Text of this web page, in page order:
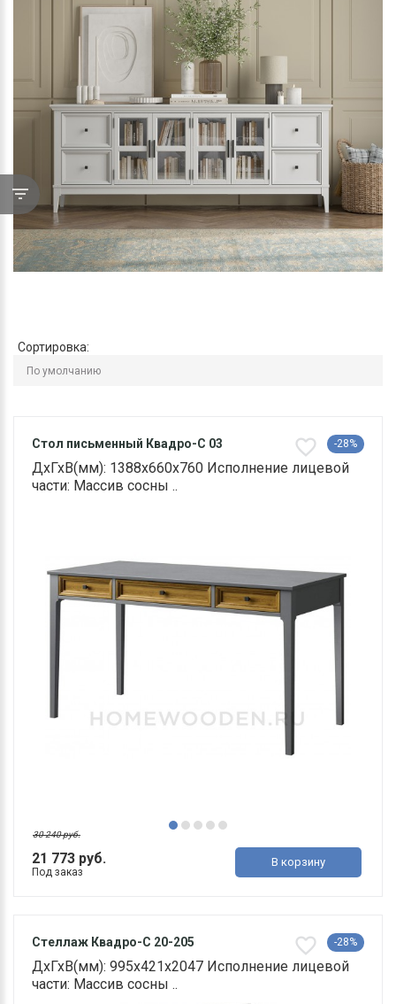
Сортировка:
Стол письменный Квадро-С 03 -28%
ДхГхВ(мм): 1388х660х760 Исполнение лицевой
части: Массив сосны ..
21 773 руб.
30 240 руб.
Под заказ
В корзину
Стеллаж Квадро-С 20-205 -28%
ДхГхВ(мм): 995х421х2047 Исполнение лицевой
части: Массив сосны ..